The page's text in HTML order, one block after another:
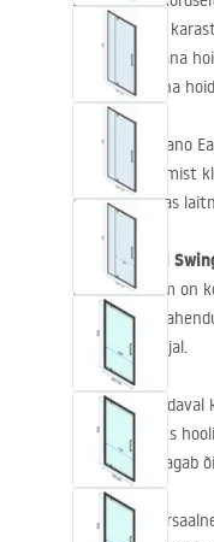
kvaliteetsest
salongi puhtana
lihtne puhtana
Easy Clean
Nano
kondenseerumist
oma vannitoas
Mudelil Rapid
Hingesüsteem on
läbimõeldud
kasutamise ajal.
Kabiin on
ostmist tuleks
välimuse ja tagab
Uks on